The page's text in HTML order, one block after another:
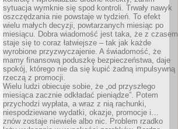
sytuacja wymknie się spod kontroli. Trwały nawyk
oszczędzania nie powstaje w tydzień. To efekt
wielu małych decyzji, powtarzanych miesiąc po
miesiącu. Dobra wiadomość jest taka, że z czasem
staje się to coraz łatwiejsze – tak jak każde
wyrobione przyzwyczajenie. A świadomość, że
mamy finansową poduszkę bezpieczeństwa, daje
spokój, którego nie da się kupić żadną impulsywną
rzeczą z promocji.
Wielu ludzi obiecuje sobie, że „od przyszłego
miesiąca zacznie odkładać pieniądze”. Potem
przychodzi wypłata, a wraz z nią rachunki,
niespodziewane wydatki, okazje, promocje i…
znów zostaje niewiele albo nic. Problem rzadko